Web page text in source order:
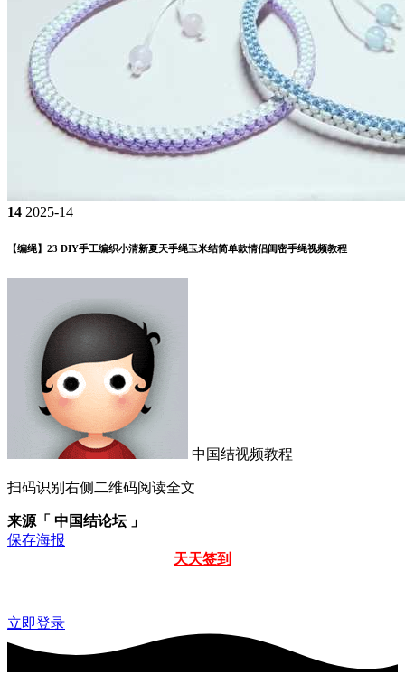
14 2025-14
【编绳】23 DIY手工编织小清新夏天手绳玉米结简单款情侣闺密手绳视频教程
中国结视频教程
扫码识别右侧二维码阅读全文
来源「 中国结论坛 」
保存海报
天天签到
立即登录